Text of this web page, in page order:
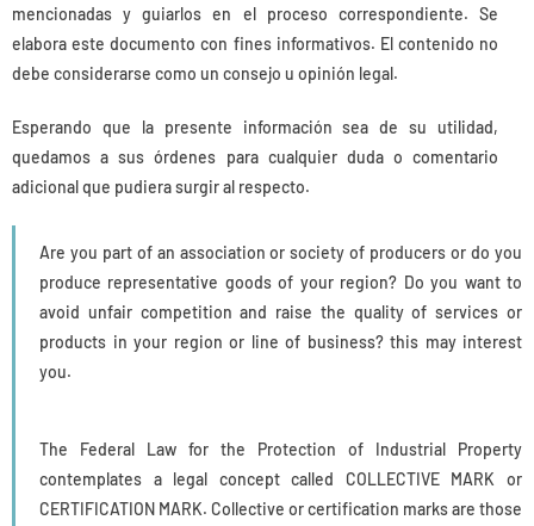
mencionadas y guiarlos en el proceso correspondiente. Se
elabora este documento con fines informativos. El contenido no
debe considerarse como un consejo u opinión legal.
Esperando que la presente información sea de su utilidad,
quedamos a sus órdenes para cualquier duda o comentario
adicional que pudiera surgir al respecto.
Are you part of an association or society of producers or do you
produce representative goods of your region? Do you want to
avoid unfair competition and raise the quality of services or
products in your region or line of business? this may interest
you.
The Federal Law for the Protection of Industrial Property
contemplates a legal concept called COLLECTIVE MARK or
CERTIFICATION MARK. Collective or certification marks are those